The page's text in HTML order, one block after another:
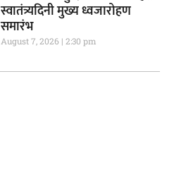
स्वातंत्र्यदिनी मुख्य ध्वजारोहण
समारंभ
August 7, 2026 2:30 pm